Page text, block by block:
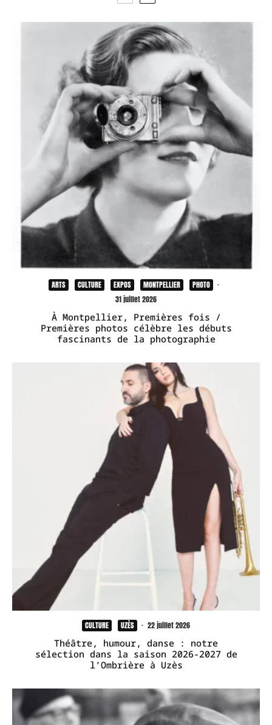
ARTS CULTURE EXPOS MONTPELLIER PHOTO
·
31 juillet 2026
À Montpellier, Premières fois /
Premières photos célèbre les débuts
fascinants de la photographie
CULTURE UZÈS · 22 juillet 2026
Théâtre, humour, danse : notre
sélection dans la saison 2026-2027 de
l’Ombrière à Uzès